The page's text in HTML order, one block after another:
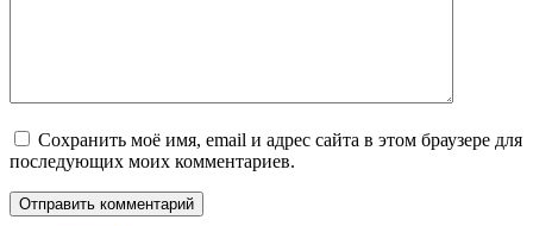
Сохранить моё имя, email и адрес сайта в этом браузере для
последующих моих комментариев.